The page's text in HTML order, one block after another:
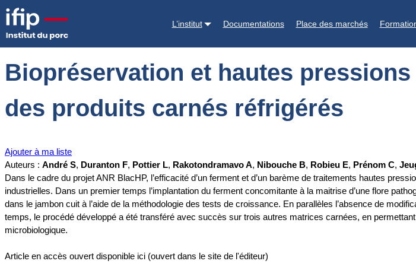
L’institut Documentations Place des marchés
Accueil Documentations
Biopréservation et hautes
des produits carnés réfrigérés
Ajouter à ma liste
Auteurs : André S, Duranton F, Pottier L, Rakotondramavo A, Nibouche B, Robieu E, Prénom C,
Dans le cadre du projet ANR BlacHP, l’efficacité d’un ferment et d’un barème de traitements hautes
industrielles. Dans un premier temps l’implantation du ferment concomitante à la maitrise d’une flore
dans le jambon cuit à l’aide de la méthodologie des tests de croissance. En parallèles l’absence de
temps, le procédé développé a été transféré avec succès sur trois autres matrices carnées, en
microbiologique.
Article en accès ouvert disponible ici (ouvert dans le site de l'éditeur)